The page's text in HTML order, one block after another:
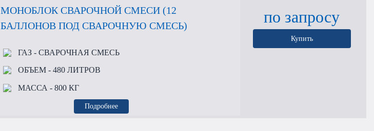
МОНОБЛОК СВАРОЧНОЙ СМЕСИ (12
БАЛЛОНОВ ПОД СВАРОЧНУЮ СМЕСЬ)
ГАЗ- СВАРОЧНАЯ СМЕСЬ
ОБЪЕМ- 480 ЛИТРОВ
МАССА - 800 КГ
Подробнее
по запросу
Купить